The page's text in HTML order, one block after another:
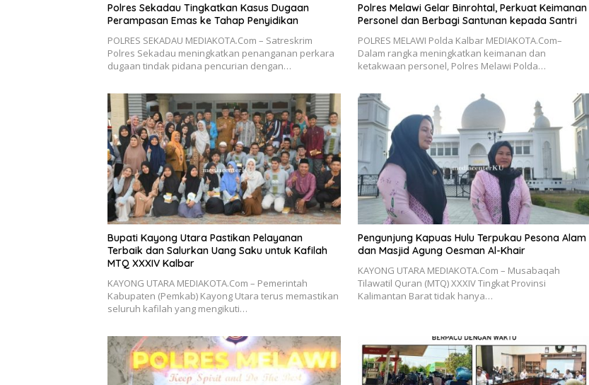
Polres Sekadau Tingkatkan Kasus Dugaan
Perampasan Emas ke Tahap Penyidikan
POLRES SEKADAU MEDIAKOTA.Com – Satreskrim
Polres Sekadau meningkatkan penanganan perkara
dugaan tindak pidana pencurian dengan…
Polres Melawi Gelar Binrohtal, Perkuat Keimanan
Personel dan Berbagi Santunan kepada Santri
POLRES MELAWI Polda Kalbar MEDIAKOTA.Com–
Dalam rangka meningkatkan keimanan dan
ketakwaan personel, Polres Melawi Polda…
Bupati Kayong Utara Pastikan Pelayanan
Terbaik dan Salurkan Uang Saku untuk Kafilah
MTQ XXXIV Kalbar
KAYONG UTARA MEDIAKOTA.Com – Pemerintah
Kabupaten (Pemkab) Kayong Utara terus memastikan
seluruh kafilah yang mengikuti…
Pengunjung Kapuas Hulu Terpukau Pesona Alam
dan Masjid Agung Oesman Al-Khair
KAYONG UTARA MEDIAKOTA.Com – Musabaqah
Tilawatil Quran (MTQ) XXXIV Tingkat Provinsi
Kalimantan Barat tidak hanya…